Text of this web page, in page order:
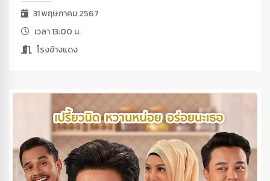
31 พฤษภาคม 2567
เวลา 13:00 น.
โรงช้างแดง